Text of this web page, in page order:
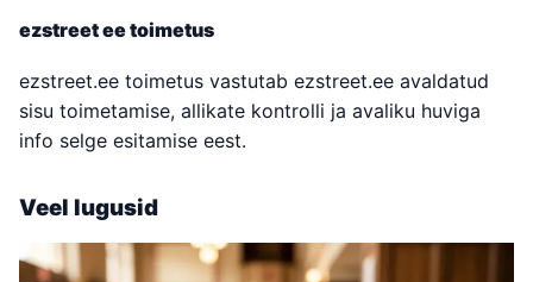
ezstreet ee toimetus
ezstreet.ee toimetus vastutab ezstreet.ee avaldatud
sisu toimetamise, allikate kontrolli ja avaliku huviga
info selge esitamise eest.
Veel lugusid